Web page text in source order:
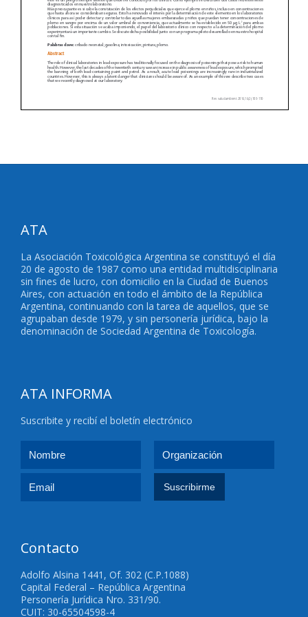
ATA
La Asociación Toxicológica Argentina se constituyó el día
20 de agosto de 1987 como una entidad multidisciplinaria
sin fines de lucro, con domicilio en la Ciudad de Buenos
Aires, con actuación en todo el ámbito de la República
Argentina, continuando con la tarea de aquellos, que se
agrupaban desde 1979, y sin personería jurídica, bajo la
denominación de Sociedad Argentina de Toxicología.
ATA INFORMA
Suscribite y recibí el boletín electrónico
Contacto
Adolfo Alsina 1441, Of. 302 (C.P.1088)
Capital Federal – República Argentina
Personería Jurídica Nro. 331/90.
CUIT: 30-65504598-4